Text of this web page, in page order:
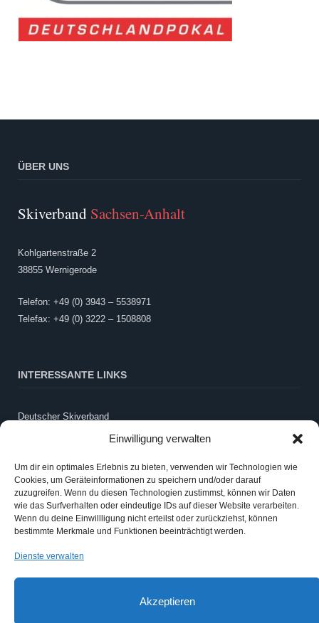
Einwilligung verwalten
Um dir ein optimales Erlebnis zu bieten, verwenden wir Technologien wie
Cookies, um Geräteinformationen zu speichern und/oder darauf
zuzugreifen. Wenn du diesen Technologien zustimmst, können wir Daten
wie das Surfverhalten oder eindeutige IDs auf dieser Website verarbeiten.
Wenn du deine Einwillligung nicht erteilst oder zurückziehst, können
bestimmte Merkmale und Funktionen beeinträchtigt werden.
Dienste verwalten
Akzeptieren
ÜBER UNS
Skiverband Sachsen-Anhalt
Kohlgartenstraße 2
38855 Wernigerode
Telefon: +49 (0) 3943 – 5538971
Telefax: +49 (0) 3222 – 1508808
INTERESSANTE LINKS
Deutscher Skiverband
LandesSportBund Sachsen-Anhalt
Schneebericht Harz
Webcam LLZ Sonnenberg
ANMELDEN